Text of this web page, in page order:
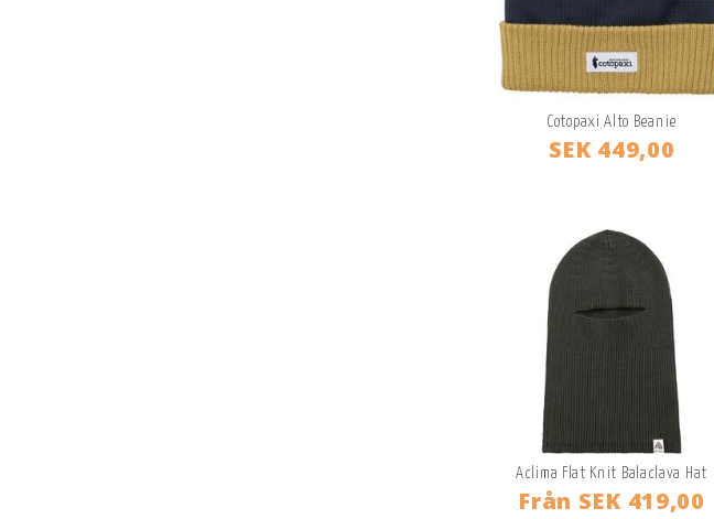
Cotopaxi Alto Beanie
SEK 449,00
Aclima Flat Knit Balaclava Hat
Från SEK 419,00